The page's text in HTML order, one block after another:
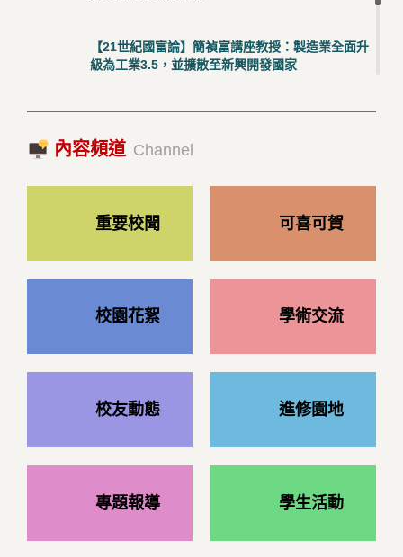
【21世紀國富論】簡禎富講座教授：製造業全面升
級為工業3.5，並擴散至新興開發國家
2023/10/18|推薦閱讀
內容頻道 Channel
重要校聞 可喜可賀
校園花絮 學術交流
校友動態 進修園地
專題報導 學生活動